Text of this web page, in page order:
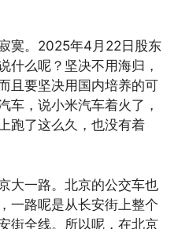
寞。2025年4月22日股东
什么呢？坚决不用海归，
且要坚决用国内培养的可
车，说小米汽车着火了，
跑了这么久，也没有着
大一路。北京的公交车也
一路呢是从长安街上整个
街全线。所以呢，在北京